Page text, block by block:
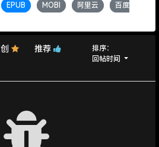
EPUB MOBI 阿里云
百度
创 推荐
排序：
回帖时间